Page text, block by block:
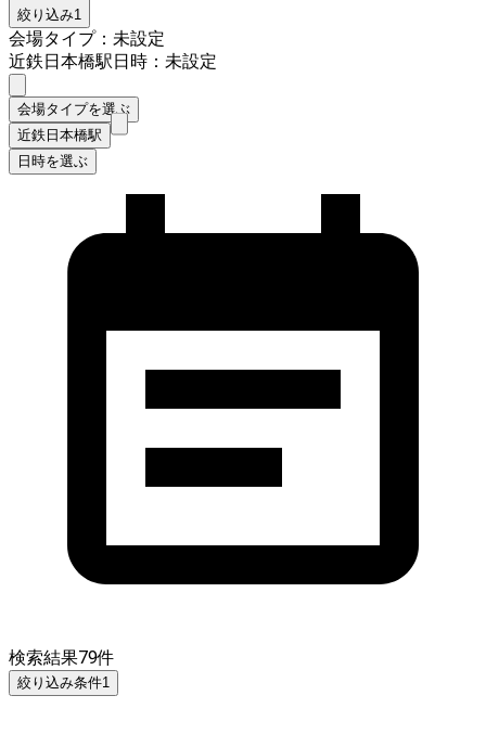
絞り込み1
会場タイプ：未設定
近鉄日本橋駅日時：未設定
会場タイプを選ぶ
近鉄日本橋駅
日時を選ぶ
検索結果79件
絞り込み条件1